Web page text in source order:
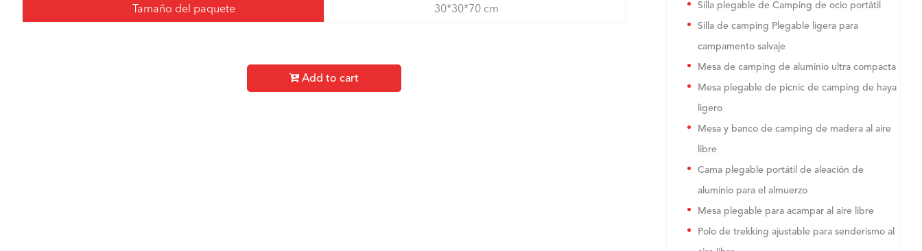
Tamaño del paquete 30*30*70 cm
Add to cart
Silla plegable de Camping de ocio portátil
Silla de camping Plegable ligera para
campamento salvaje
Mesa de camping de aluminio ultra compacta
Mesa plegable de picnic de camping de haya
ligero
Mesa y banco de camping de madera al aire
libre
Cama plegable portátil de aleación de
aluminio para el almuerzo
Mesa plegable para acampar al aire libre
Polo de trekking ajustable para senderismo al